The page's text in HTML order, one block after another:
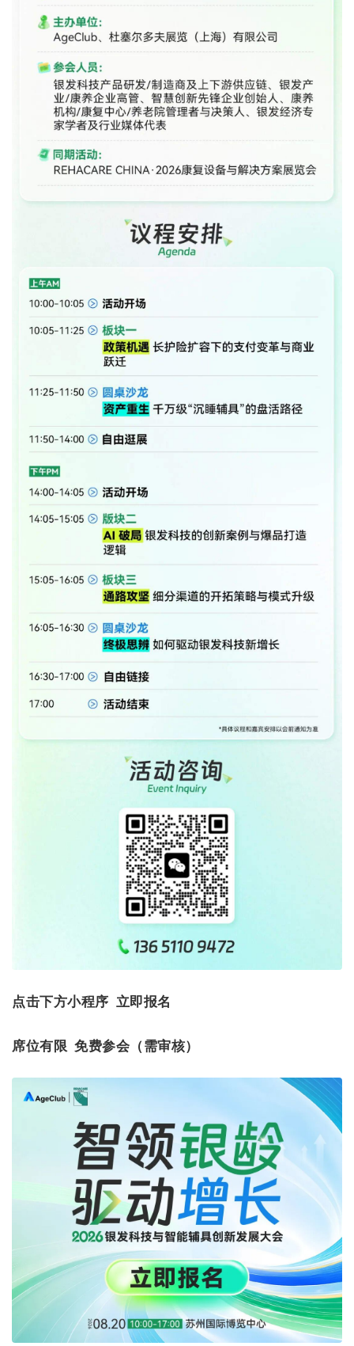
点击下方小程序 立即报名
席位有限 免费参会（需审核）